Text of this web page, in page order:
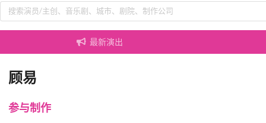
最新演出
顾易
参与制作